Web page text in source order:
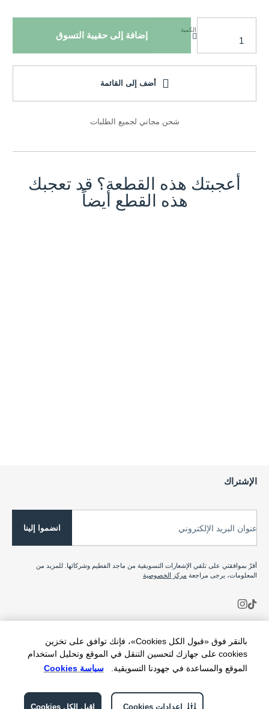
بالنقر فوق «قبول الكل Cookies»، فإنك توافق على تخزين
cookies على جهازك لتحسين التنقل في الموقع وتحليل استخدام
الموقع والمساعدة في جهودنا التسويقية.
سياسة Cookies
اقبل الكل Cookies إعدادات Cookies
الكمية
إضافة إلى حقيبة التسوق
أضف إلى القائمة
شحن مجاني لجميع الطلبات
أعجبتك هذه القطعة؟ قد تعجبك
هذه القطع أيضاً
الإشتراك
عنوان البريد الإلكتروني انضموا إلينا
أقرّ بموافقتي على تلقي الإشعارات التسويقية من ماجد الفطيم وشركائها. للمزيد من
المعلومات، يرجى مراجعة مركز الخصوصية